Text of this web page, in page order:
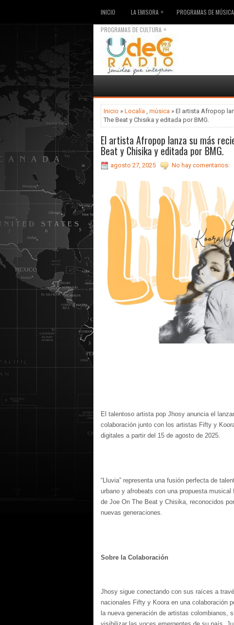
INICIO LA EMISORA » PROGRAMAS DE MÚSICA
PROGRAMAS DE CULTURA »
Inicio » Localía , música » El artista Afropop
The Beat y Chisika y editada por BMG.
El artista Afropop lanza su más
Beat y Chisika y editada por BMG.
agosto 27, 2025 No hay comentarios:
El talentoso artista pop Jhosy anuncia el
colaboración junto con los artistas Fifty y
digitales a partir del 15 de agosto de 2025.
“Lluvia” representa una fusión perfecta de
urbano y afrobeats con una propuesta
de Joe On The Beat y Chisika, reconocidos
nuevas generaciones.
Sobre la Colaboración
Jhosy sigue conectando con sus raíces a
nacionales Fifty y Koora en una colaboración
la nueva generación de artistas colombianos,